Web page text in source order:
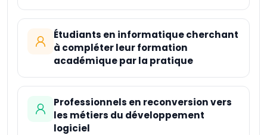
Machine Learning
Professional
Étudiants en informatique cherchant
à compléter leur formation
académique par la pratique
Professionnels en reconversion vers
les métiers du développement
logiciel